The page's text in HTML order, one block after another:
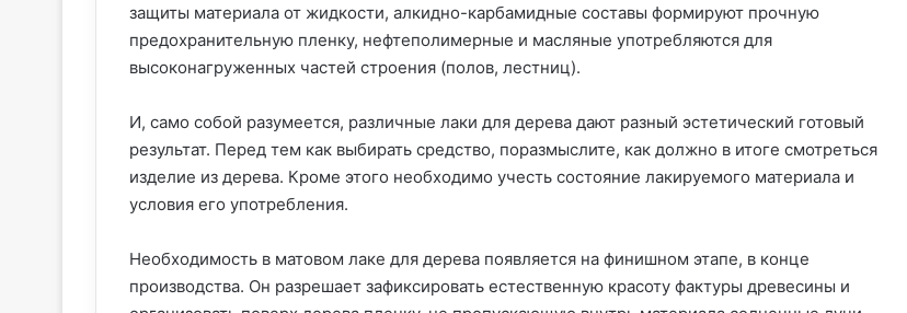
защиты материала от жидкости, алкидно-карбамидные составы формируют прочную
предохранительную пленку, нефтеполимерные и масляные употребляются для
высоконагруженных частей строения (полов, лестниц).
И, само собой разумеется, различные лаки для дерева дают разный эстетический готовый
результат. Перед тем как выбирать средство, поразмыслите, как должно в итоге смотреться
изделие из дерева. Кроме этого необходимо учесть состояние лакируемого материала и
условия его употребления.
Необходимость в матовом лаке для дерева появляется на финишном этапе, в конце
производства. Он разрешает зафиксировать естественную красоту фактуры древесины и